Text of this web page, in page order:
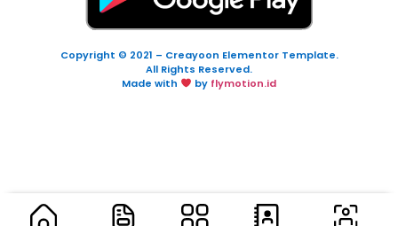
Copyright © 2021 – Creayoon Elementor Template.
All Rights Reserved.
Made with
by flymotion.id